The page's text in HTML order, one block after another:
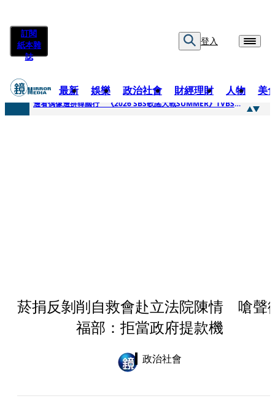
訂閱
紙本雜
誌
登入
最新 娛樂 政治社會 財經理財 人物 美
快訊
邊看偶像邊拚韓國行 《2026 SBS歌謠大戰SUMMER》TVBS直播祭追星福利
菸捐反剝削自救會赴立法院陳情 嗆聲
福部：拒當政府提款機
政治社會